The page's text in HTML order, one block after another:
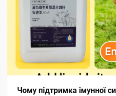
Чому підтримка імунної